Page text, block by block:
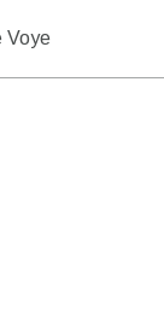
Voye